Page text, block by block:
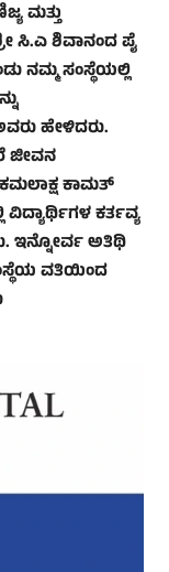
ಮತ್ತು
ಸಿ.ಎ ಶಿವಾನಂದ ಪೈ
ನಮ್ಮ ಸಂಸ್ಥೆಯಲ್ಲಿ
ಹೇಳಿದರು.
ಜೀವನ
ಕಾಮತ್
ಕರ್ತವ್ಯ
ಇನ್ನೋರ್ವ ಅತಿಥಿ
ವತಿಯಿಂದ